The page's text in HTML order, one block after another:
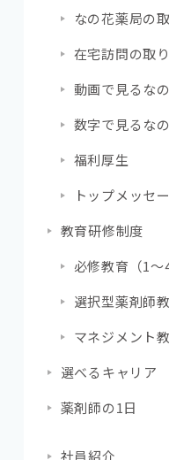
なの花薬局の
在宅訪問の取
動画で見るな
数字で見るな
福利厚生
トップメッセ
教育研修制度
必修教育（1〜
選択型薬剤師
マネジメント
選べるキャリア
薬剤師の1日
社員紹介